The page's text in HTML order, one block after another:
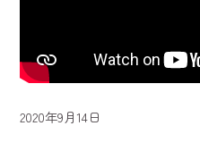
2020年9月14日